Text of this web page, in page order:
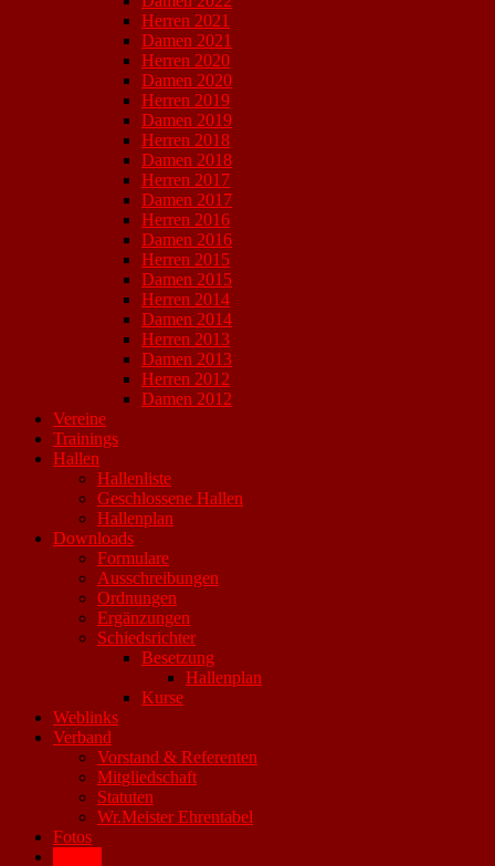
Herren 2021
Damen 2021
Herren 2020
Damen 2020
Herren 2019
Damen 2019
Herren 2018
Damen 2018
Herren 2017
Damen 2017
Herren 2016
Damen 2016
Herren 2015
Damen 2015
Herren 2014
Damen 2014
Herren 2013
Damen 2013
Herren 2012
Damen 2012
Vereine
Trainings
Hallen
Hallenliste
Geschlossene Hallen
Hallenplan
Downloads
Formulare
Ausschreibungen
Ordnungen
Ergänzungen
Schiedsrichter
Besetzung
Hallenplan
Kurse
Weblinks
Verband
Vorstand & Referenten
Mitgliedschaft
Statuten
Wr.Meister Ehrentabel
Fotos